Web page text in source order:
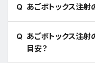
あごボトックス注
あごボトックス注
目安？